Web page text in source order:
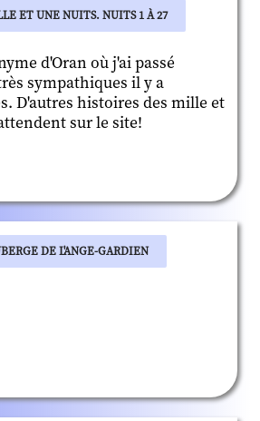
ET UNE NUITS. NUITS 1 À 27
d'Oran où j'ai passé
sympathiques il y a
D'autres histoires des mille et
sur le site!
DE L'ANGE-GARDIEN